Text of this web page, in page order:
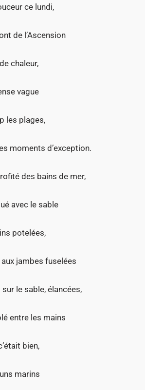
ce lundi,
de l’Ascension
chaleur,
vague
les plages,
moments d’exception.
des bains de mer,
avec le sable
potelées,
jambes fuselées
le sable, élancées,
entre les mains
bien,
marins